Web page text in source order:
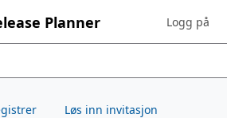
Planner Sign in to
Logg på
Løs inn invitasjon